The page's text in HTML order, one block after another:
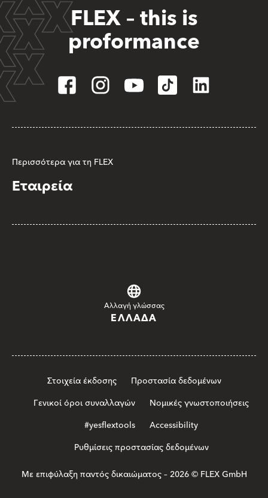
FLEX – this is
proformance
Περισσότερα για τη FLEX
Εταιρεία
Αλλαγή γλώσσας
ΕΛΛΆΔΑ
Στοιχεία έκδοσης
Προστασία δεδομένων
Γενικοί όροι συναλλαγών
Νομικές γνωστοποιήσεις
#yesflextools
Accessibility
Ρυθμίσεις προστασίας δεδομένων
Με επιφύλαξη παντός δικαιώματος – 2026 © FLEX GmbH